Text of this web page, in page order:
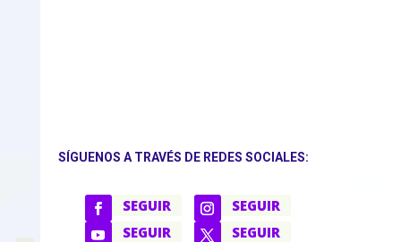
SÍGUENOS A TRAVÉS DE REDES SOCIALES:
SEGUIR
SEGUIR
SEGUIR
SEGUIR